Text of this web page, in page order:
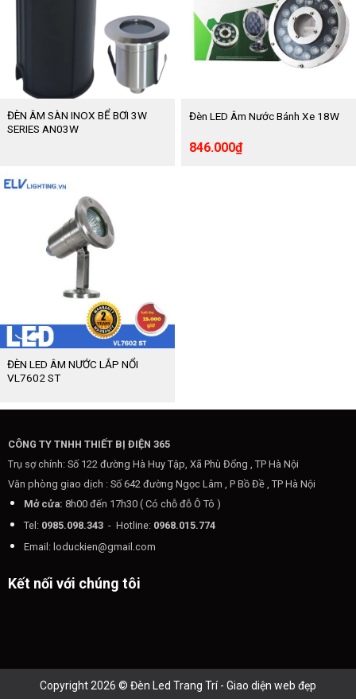
ĐÈN ÂM SÀN INOX BỂ BƠI 3W
SERIES AN03W
Đèn LED Âm Nước Bánh Xe 18W
Giá
846.000₫Giá
hiện
ĐÈN LED ÂM NƯỚC LẮP NỔI
VL7602 ST
CÔNG TY TNHH THIẾT BỊ ĐIỆN 365
Trụ sợ chính: Số 122 đường Hà Huy Tập, Xã Phù Đổng , TP Hà Nội
Văn phòng giao dịch : Số 642 đường Ngọc Lâm , P Bồ Đề , TP Hà Nội
Mở cửa: 8h00 đến 17h30 ( Có chỗ đỗ Ô Tô )
Tel: 0985.098.343 - Hotline: 0968.015.774
Email: loduckien@gmail.com
Kết nối với chúng tôi
Copyright 2026 © Đèn Led Trang Trí - Giao diện web đẹp